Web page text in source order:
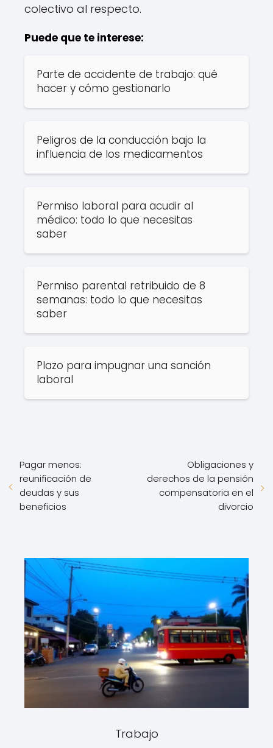
colectivo al respecto.
Puede que te interese:
Parte de accidente de trabajo: qué
hacer y cómo gestionarlo
Peligros de la conducción bajo la
influencia de los medicamentos
Permiso laboral para acudir al
médico: todo lo que necesitas
saber
Permiso parental retribuido de 8
semanas: todo lo que necesitas
saber
Plazo para impugnar una sanción
laboral
Pagar menos:
reunificación de
deudas y sus
beneficios
Obligaciones y
derechos de la pensión
compensatoria en el
divorcio
Trabajo